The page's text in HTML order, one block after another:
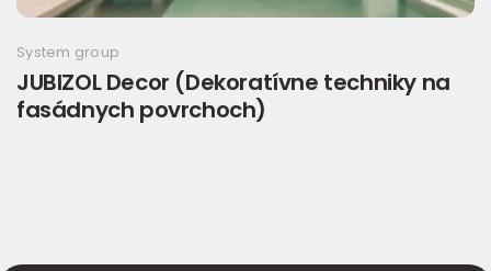
System group
JUBIZOL Decor (Dekoratívne techniky na
fasádnych povrchoch)